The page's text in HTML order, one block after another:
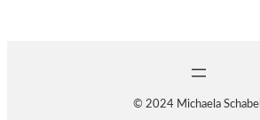
© 2024 Michaela Schabel